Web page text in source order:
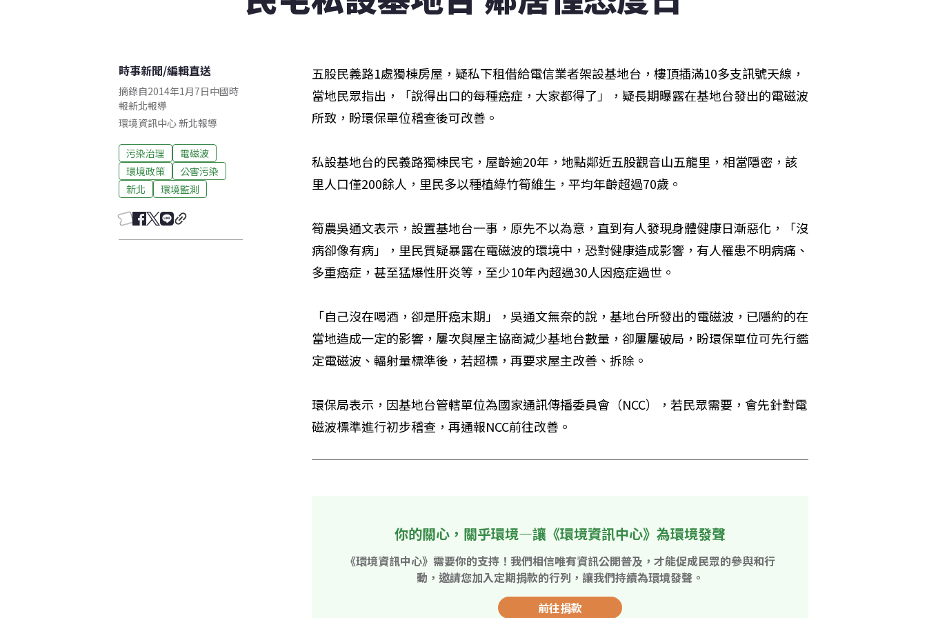
時事新聞/編輯直送
摘錄自2014年1月7日中國時
報新北報導
環境資訊中心新北報導
污染治理
電磁波
環境政策
公害污染
新北
環境監測
五股民義路1處獨棟房屋，疑私下租借給電信業者架設基地台，樓頂插滿10多支訊號天線，
當地民眾指出，「說得出口的每種癌症，大家都得了」，疑長期曝露在基地台發出的電磁波
所致，盼環保單位稽查後可改善。
私設基地台的民義路獨棟民宅，屋齡逾20年，地點鄰近五股觀音山五龍里，相當隱密，該
里人口僅200餘人，里民多以種植綠竹筍維生，平均年齡超過70歲。
筍農吳通文表示，設置基地台一事，原先不以為意，直到有人發現身體健康日漸惡化，「沒
病卻像有病」，里民質疑暴露在電磁波的環境中，恐對健康造成影響，有人罹患不明病痛、
多重癌症，甚至猛爆性肝炎等，至少10年內超過30人因癌症過世。
「自己沒在喝酒，卻是肝癌末期」，吳通文無奈的說，基地台所發出的電磁波，已隱約的在
當地造成一定的影響，屢次與屋主協商減少基地台數量，卻屢屢破局，盼環保單位可先行鑑
定電磁波、輻射量標準後，若超標，再要求屋主改善、拆除。
環保局表示，因基地台管轄單位為國家通訊傳播委員會（NCC），若民眾需要，會先針對電
磁波標準進行初步稽查，再通報NCC前往改善。
你的關心，關乎環境—讓《環境資訊中心》為環境發聲
《環境資訊中心》需要你的支持！我們相信唯有資訊公開普及，才能促成民眾的參與和行
動，邀請您加入定期捐款的行列，讓我們持續為環境發聲。
前往捐款